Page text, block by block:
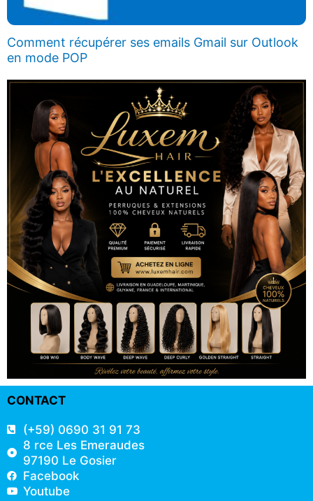
Comment récupérer ses emails Gmail sur Outlook
en mode POP
CONTACT
(+59) 0690 31 91 73
8 rce Les Emeraudes
97190 Le Gosier
Facebook
Youtube